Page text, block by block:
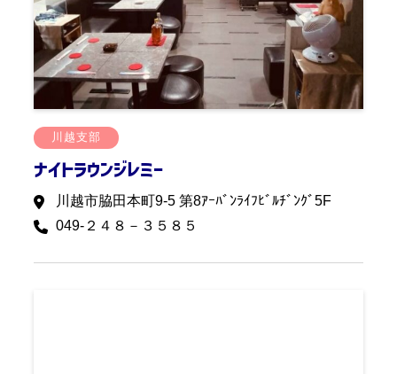
川越支部
ナイトラウンジレミー
川越市脇田本町9-5 第8ｱｰﾊﾞﾝﾗｲﾌﾋﾞﾙﾁﾞﾝｸﾞ5F
049-２４８－３５８５